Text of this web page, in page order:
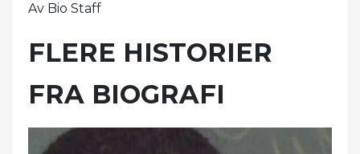
Av Bio Staff
FLERE HISTORIER
FRA BIOGRAFI